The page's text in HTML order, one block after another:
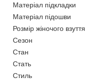
Матеріал підкладки
Матеріал підошви
Розмір жіночого взуття
Сезон
Стан
Стать
Стиль